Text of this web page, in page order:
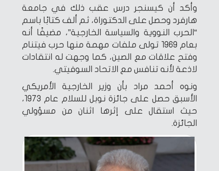
وأكد أن كيسنجر درس عقب ذلك في جامعة
هارفرد وحصل على الدكتوراة، ثم ألف كتابًا باسم
“الحرب النووية والسياسة الخارجية”، مضيفًا أنه
بعام 1969 تولى ملفات مهمة منها حرب فيتنام
وفتح علاقات مع الصين، كما وجهت له انتقادات
لاذعة لأنه تنافس مع الاتحاد السوفيتي.
ونوه أحمد مراد بأن وزير الخارجية الأمريكي
الأسبق حصل على جائزة نوبل للسلام عام 1973،
حيث استقال على إثرها اثنان من مسؤولي
الجائزة.